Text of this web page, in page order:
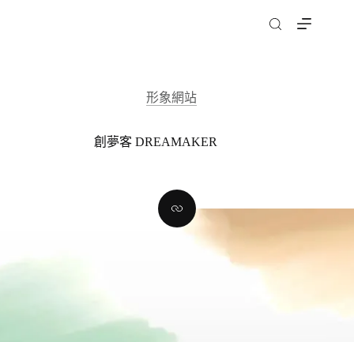
形象網站
創夢客 DREAMAKER